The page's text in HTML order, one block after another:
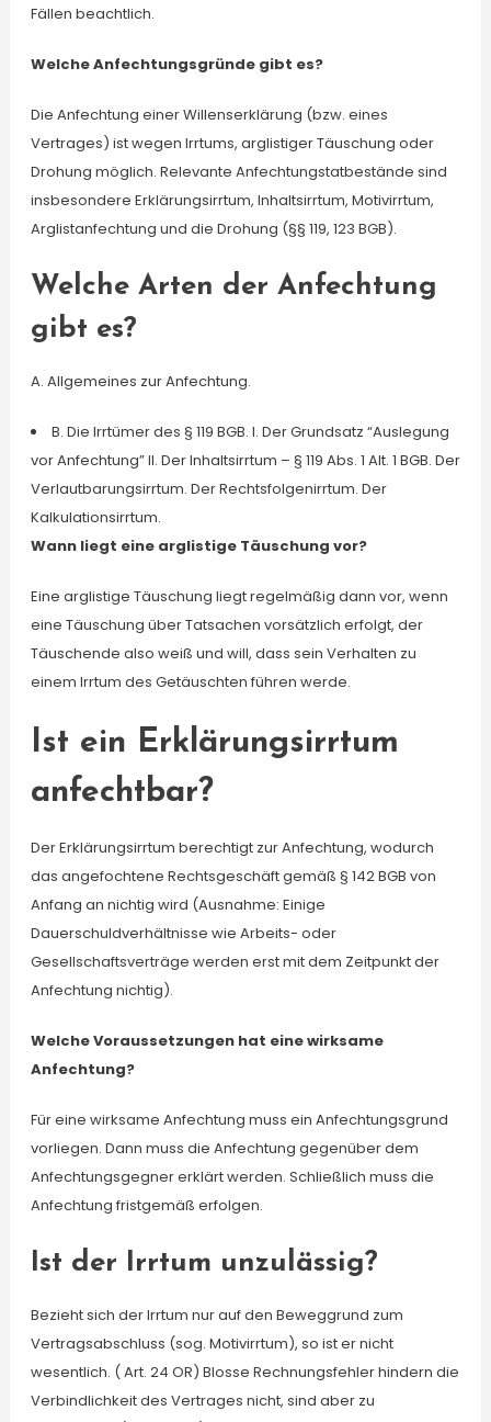
Fällen beachtlich.
Welche Anfechtungsgründe gibt es?
Die Anfechtung einer Willenserklärung (bzw. eines
Vertrages) ist wegen Irrtums, arglistiger Täuschung oder
Drohung möglich. Relevante Anfechtungstatbestände sind
insbesondere Erklärungsirrtum, Inhaltsirrtum, Motivirrtum,
Arglistanfechtung und die Drohung (§§ 119, 123 BGB).
Welche Arten der Anfechtung
gibt es?
A. Allgemeines zur Anfechtung.
B. Die Irrtümer des § 119 BGB. I. Der Grundsatz “Auslegung
vor Anfechtung” II. Der Inhaltsirrtum – § 119 Abs. 1 Alt. 1 BGB. Der
Verlautbarungsirrtum. Der Rechtsfolgenirrtum. Der
Kalkulationsirrtum.
Wann liegt eine arglistige Täuschung vor?
Eine arglistige Täuschung liegt regelmäßig dann vor, wenn
eine Täuschung über Tatsachen vorsätzlich erfolgt, der
Täuschende also weiß und will, dass sein Verhalten zu
einem Irrtum des Getäuschten führen werde.
Ist ein Erklärungsirrtum
anfechtbar?
Der Erklärungsirrtum berechtigt zur Anfechtung, wodurch
das angefochtene Rechtsgeschäft gemäß § 142 BGB von
Anfang an nichtig wird (Ausnahme: Einige
Dauerschuldverhältnisse wie Arbeits- oder
Gesellschaftsverträge werden erst mit dem Zeitpunkt der
Anfechtung nichtig).
Welche Voraussetzungen hat eine wirksame
Anfechtung?
Für eine wirksame Anfechtung muss ein Anfechtungsgrund
vorliegen. Dann muss die Anfechtung gegenüber dem
Anfechtungsgegner erklärt werden. Schließlich muss die
Anfechtung fristgemäß erfolgen.
Ist der Irrtum unzulässig?
Bezieht sich der Irrtum nur auf den Beweggrund zum
Vertragsabschluss (sog. Motivirrtum), so ist er nicht
wesentlich. ( Art. 24 OR) Blosse Rechnungsfehler hindern die
Verbindlichkeit des Vertrages nicht, sind aber zu